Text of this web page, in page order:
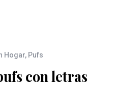
Hogar, Pufs
con letras